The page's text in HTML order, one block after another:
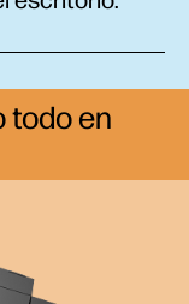
todo en